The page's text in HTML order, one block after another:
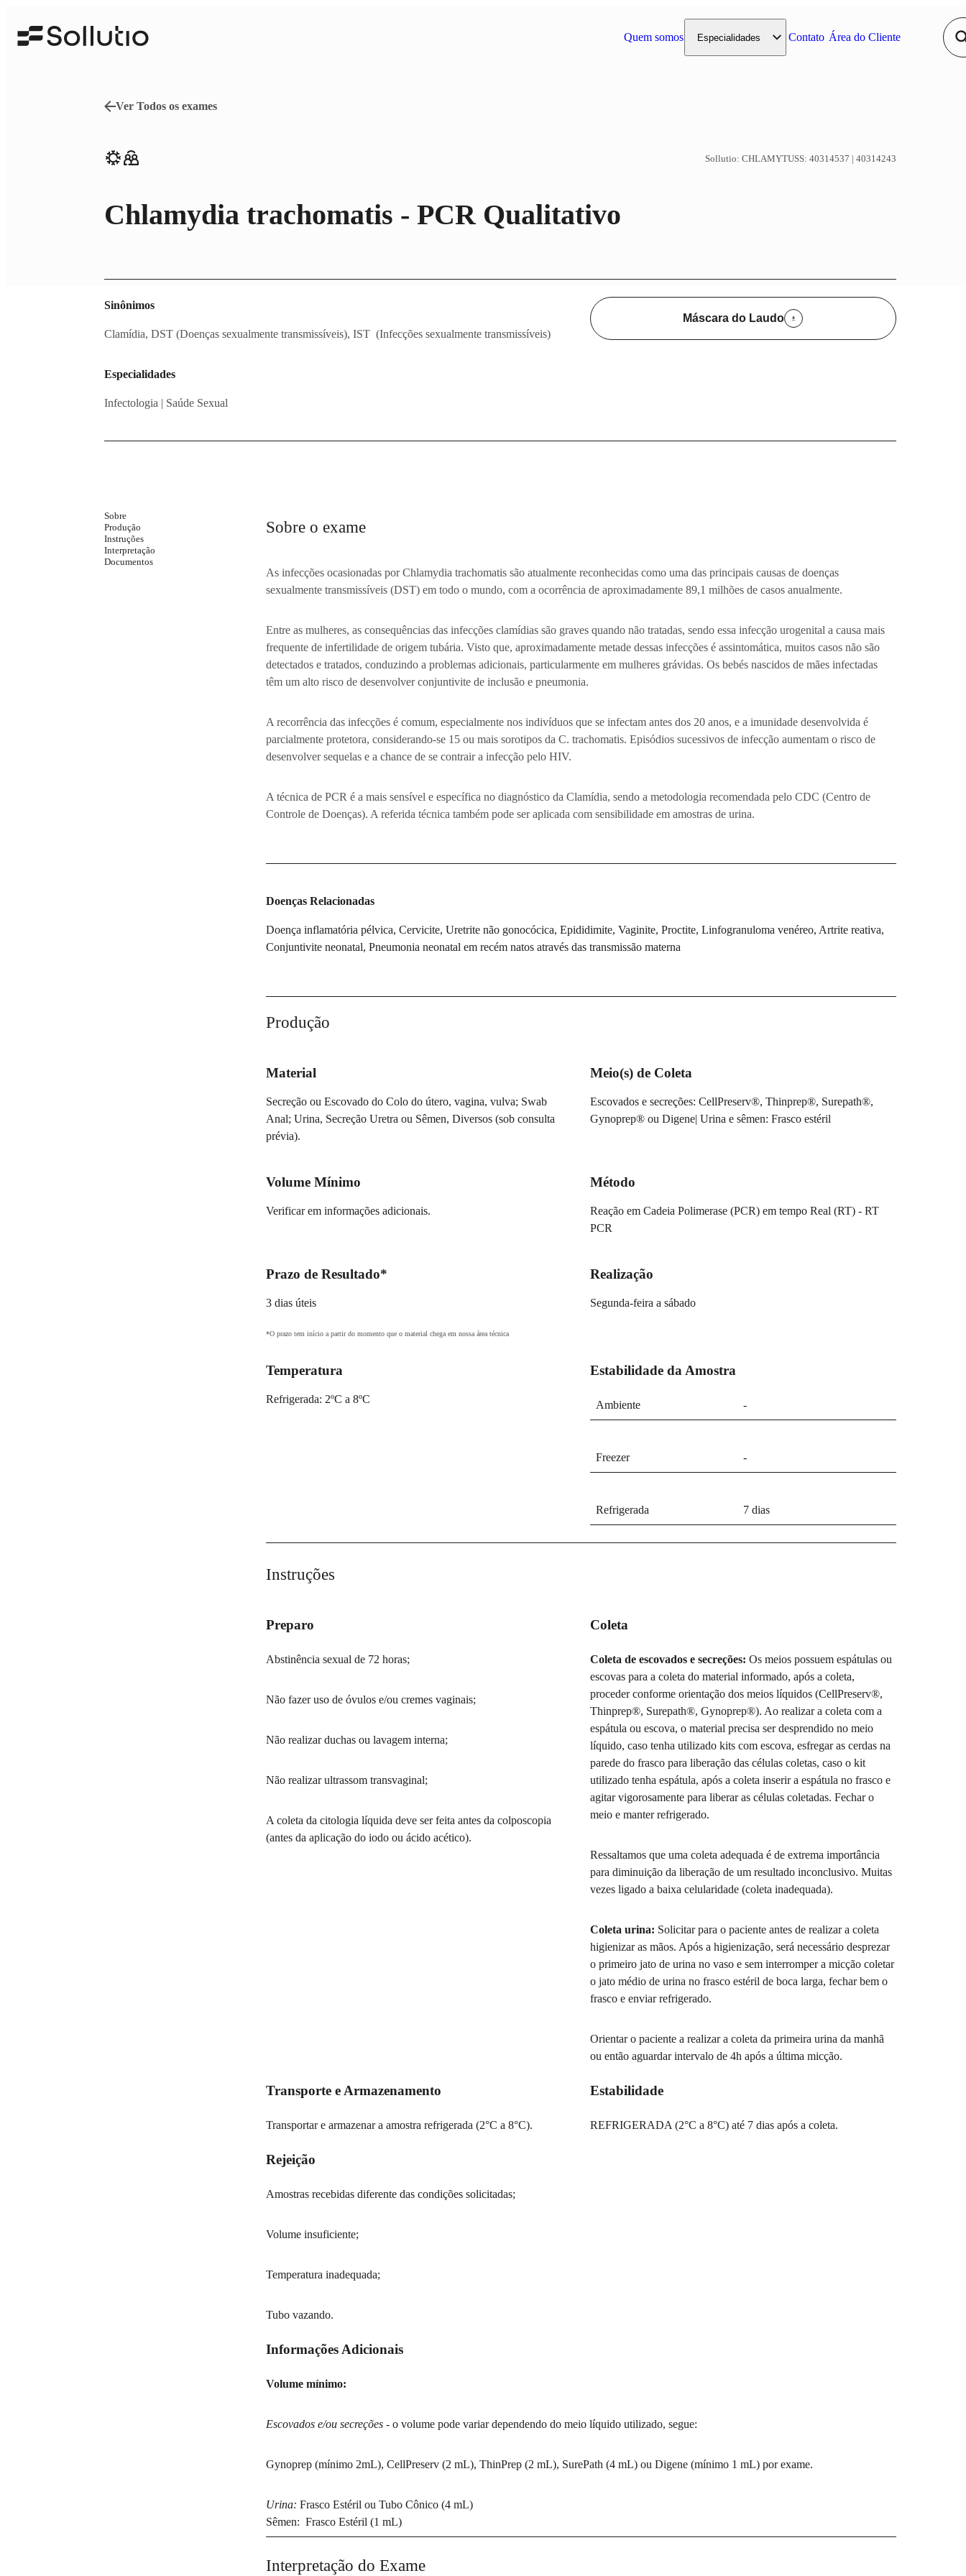
Quem somos Especialidades Contato Área do Cliente
Oncohematologia Saúde Sexual
Ver Todos os exames
Sollutio:CHLAMYTUSS:40314537 | 40314243
Chlamydia trachomatis - PCR Qualitativo
Sinônimos
Clamídia, DST (Doenças sexualmente transmissíveis), IST (Infecções sexualmente transmissíveis)
Especialidades
Infectologia | Saúde Sexual
Máscara do Laudo
Sobre
Produção
Instruções
Interpretação
Documentos
Sobre o exame
As infecções ocasionadas por Chlamydia trachomatis são atualmente reconhecidas como uma das principais causas de doenças
sexualmente transmissíveis (DST) em todo o mundo, com a ocorrência de aproximadamente 89,1 milhões de casos anualmente.
Entre as mulheres, as consequências das infecções clamídias são graves quando não tratadas, sendo essa infecção urogenital a causa mais
frequente de infertilidade de origem tubária. Visto que, aproximadamente metade dessas infecções é assintomática, muitos casos não são
detectados e tratados, conduzindo a problemas adicionais, particularmente em mulheres grávidas. Os bebés nascidos de mães infectadas
têm um alto risco de desenvolver conjuntivite de inclusão e pneumonia.
A recorrência das infecções é comum, especialmente nos indivíduos que se infectam antes dos 20 anos, e a imunidade desenvolvida é
parcialmente protetora, considerando-se 15 ou mais sorotipos da C. trachomatis. Episódios sucessivos de infecção aumentam o risco de
desenvolver sequelas e a chance de se contrair a infecção pelo HIV.
A técnica de PCR é a mais sensível e específica no diagnóstico da Clamídia, sendo a metodologia recomendada pelo CDC (Centro de
Controle de Doenças). A referida técnica também pode ser aplicada com sensibilidade em amostras de urina.
Doenças Relacionadas
Doença inflamatória pélvica, Cervicite, Uretrite não gonocócica, Epididimite, Vaginite, Proctite, Linfogranuloma venéreo, Artrite reativa,
Conjuntivite neonatal, Pneumonia neonatal em recém natos através das transmissão materna
Produção
Material
Secreção ou Escovado do Colo do útero, vagina, vulva; Swab
Anal; Urina, Secreção Uretra ou Sêmen, Diversos (sob consulta
prévia).
Meio(s) de Coleta
Escovados e secreções: CellPreserv®, Thinprep®, Surepath®,
Gynoprep® ou Digene| Urina e sêmen: Frasco estéril
Temperatura
Refrigerada: 2ºC a 8ºC
Volume Mínimo
Verificar em informações adicionais.
Método
Reação em Cadeia Polimerase (PCR) em tempo Real (RT) - RT
PCR
Estabilidade da Amostra
Ambiente -
Freezer -
Refrigerada 7 dias
Prazo de Resultado*
3 dias úteis
*O prazo tem início a partir do momento que o material chega em nossa área técnica
Realização
Segunda-feira a sábado
Instruções
Preparo
Abstinência sexual de 72 horas;
Não fazer uso de óvulos e/ou cremes vaginais;
Não realizar duchas ou lavagem interna;
Não realizar ultrassom transvaginal;
A coleta da citologia líquida deve ser feita antes da colposcopia
(antes da aplicação do iodo ou ácido acético).
Coleta
Coleta de escovados e secreções: Os meios possuem espátulas ou
escovas para a coleta do material informado, após a coleta,
proceder conforme orientação dos meios líquidos (CellPreserv®,
Thinprep®, Surepath®, Gynoprep®). Ao realizar a coleta com a
espátula ou escova, o material precisa ser desprendido no meio
líquido, caso tenha utilizado kits com escova, esfregar as cerdas na
parede do frasco para liberação das células coletas, caso o kit
utilizado tenha espátula, após a coleta inserir a espátula no frasco e
agitar vigorosamente para liberar as células coletadas. Fechar o
meio e manter refrigerado.
Ressaltamos que uma coleta adequada é de extrema importância
para diminuição da liberação de um resultado inconclusivo. Muitas
vezes ligado a baixa celularidade (coleta inadequada).
Coleta urina: Solicitar para o paciente antes de realizar a coleta
higienizar as mãos. Após a higienização, será necessário desprezar
o primeiro jato de urina no vaso e sem interromper a micção coletar
o jato médio de urina no frasco estéril de boca larga, fechar bem o
frasco e enviar refrigerado.
Orientar o paciente a realizar a coleta da primeira urina da manhã
ou então aguardar intervalo de 4h após a última micção.
Transporte e Armazenamento
Transportar e armazenar a amostra refrigerada (2°C a 8°C).
Estabilidade
REFRIGERADA (2°C a 8°C) até 7 dias após a coleta.
Rejeição
Amostras recebidas diferente das condições solicitadas;
Volume insuficiente;
Temperatura inadequada;
Tubo vazando.
Informações Adicionais
Volume mínimo:
Escovados e/ou secreções- o volume pode variar dependendo do meio líquido utilizado, segue:
Gynoprep (mínimo 2mL), CellPreserv (2 mL), ThinPrep (2 mL), SurePath (4 mL) ou Digene (mínimo 1 mL) por exame.
Urina: Frasco Estéril ou Tubo Cônico (4 mL)
Sêmen: Frasco Estéril (1 mL)
Interpretação do Exame